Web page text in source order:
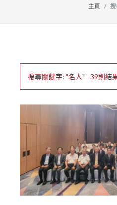
主頁
搜尋關鍵字: "名人" - 39則結